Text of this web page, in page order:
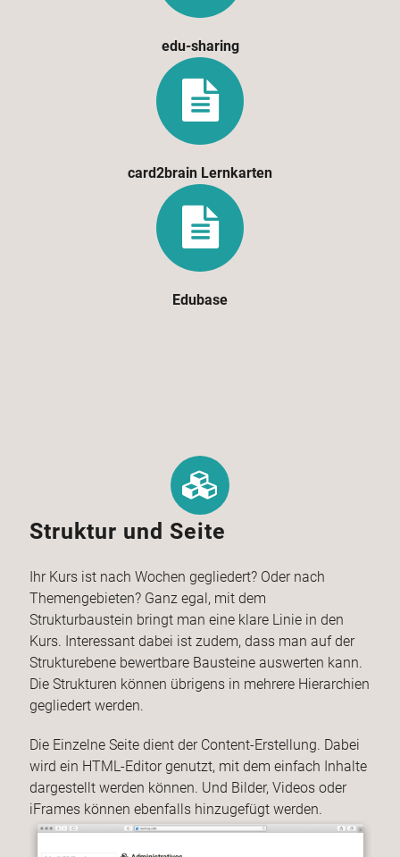
edu-sharing
card2brain Lernkarten
Edubase
Struktur und Seite
Ihr Kurs ist nach Wochen gegliedert? Oder nach
Themengebieten? Ganz egal, mit dem
Strukturbaustein bringt man eine klare Linie in den
Kurs. Interessant dabei ist zudem, dass man auf der
Strukturebene bewertbare Bausteine auswerten kann.
Die Strukturen können übrigens in mehrere Hierarchien
gegliedert werden.
Die Einzelne Seite dient der Content-Erstellung. Dabei
wird ein HTML-Editor genutzt, mit dem einfach Inhalte
dargestellt werden können. Und Bilder, Videos oder
iFrames können ebenfalls hinzugefügt werden.